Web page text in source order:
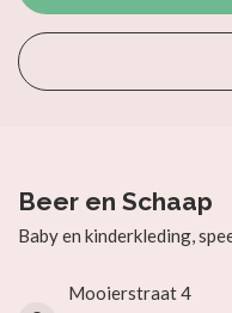
Beer en Schaap
Baby en kinderkleding,
Mooierstraat 4